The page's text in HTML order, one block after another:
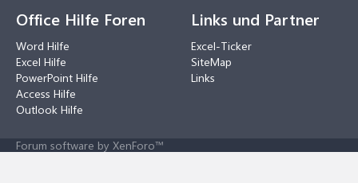
Office Hilfe Foren
Word Hilfe
Excel Hilfe
PowerPoint Hilfe
Access Hilfe
Outlook Hilfe
Links und Partner
Excel-Ticker
SiteMap
Links
Forum software by XenForo™